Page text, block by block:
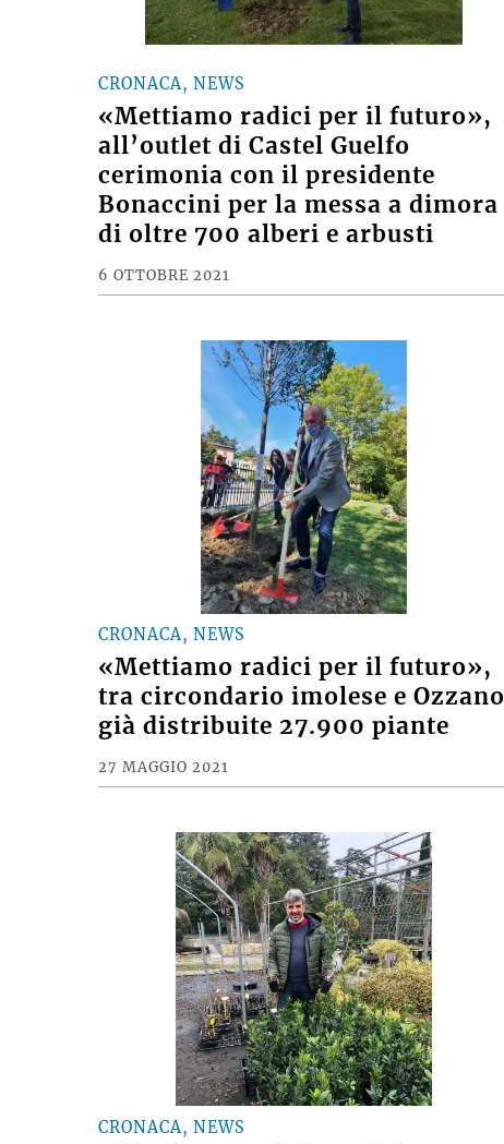
CRONACA, NEWS
«Mettiamo radici per il futuro»,
all’outlet di Castel Guelfo
cerimonia con il presidente
Bonaccini per la messa a dimora
di oltre 700 alberi e arbusti
6 OTTOBRE 2021
CRONACA, NEWS
«Mettiamo radici per il futuro»,
tra circondario imolese e Ozzano
già distribuite 27.900 piante
27 MAGGIO 2021
CRONACA, NEWS